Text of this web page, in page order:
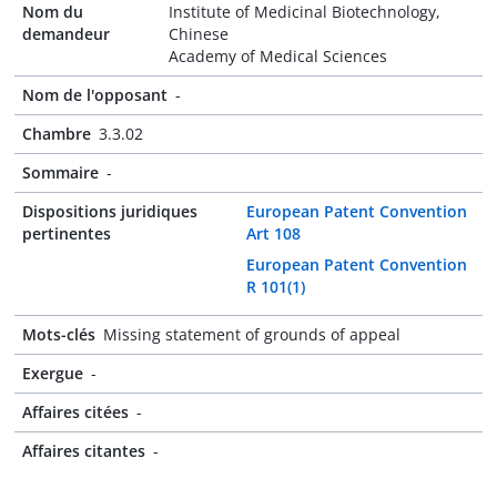
Nom du
demandeur
Institute of Medicinal Biotechnology,
Chinese
Academy of Medical Sciences
Nom de l'opposant -
Chambre 3.3.02
Sommaire -
Dispositions juridiques
pertinentes
European Patent Convention
Art 108
European Patent Convention
R 101(1)
Mots-clés Missing statement of grounds of appeal
Exergue -
Affaires citées -
Affaires citantes -